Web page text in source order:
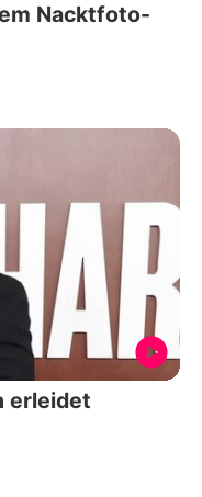
Nacktfoto-
erleidet